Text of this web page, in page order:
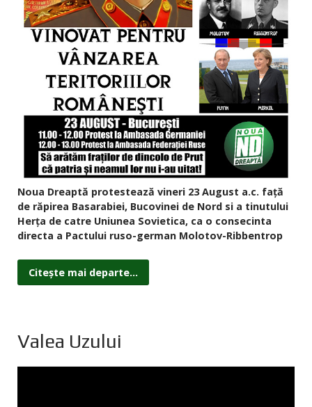
Noua Dreaptă protestează vineri 23 August a.c. față
de răpirea Basarabiei, Bucovinei de Nord si a tinutului
Herța de catre Uniunea Sovietica, ca o consecinta
directa a Pactului ruso-german Molotov-Ribbentrop
Citește mai departe...
Valea Uzului